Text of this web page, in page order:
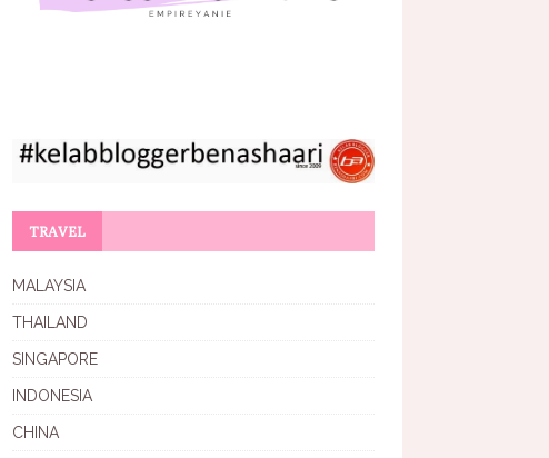
TRAVEL
MALAYSIA
THAILAND
SINGAPORE
INDONESIA
CHINA